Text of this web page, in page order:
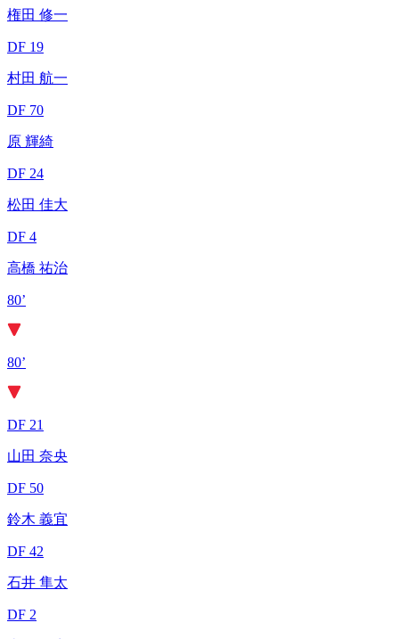
権田 修一
DF 19
村田 航一
DF 70
原 輝綺
DF 24
松田 佳大
DF 4
高橋 祐治
80’
80’
DF 21
山田 奈央
DF 50
鈴木 義宜
DF 42
石井 隼太
DF 2